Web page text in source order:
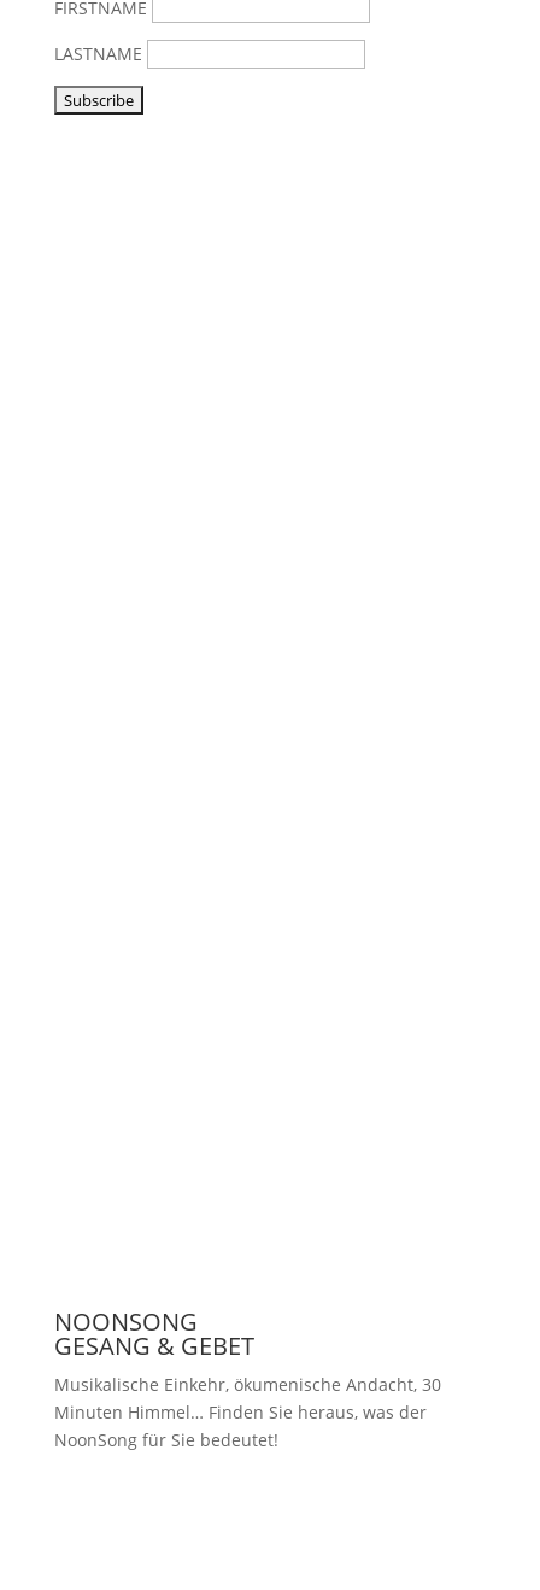
FIRSTNAME
LASTNAME
NOONSONG
GESANG & GEBET
Musikalische Einkehr, ökumenische Andacht, 30
Minuten Himmel… Finden Sie heraus, was der
NoonSong für Sie bedeutet!